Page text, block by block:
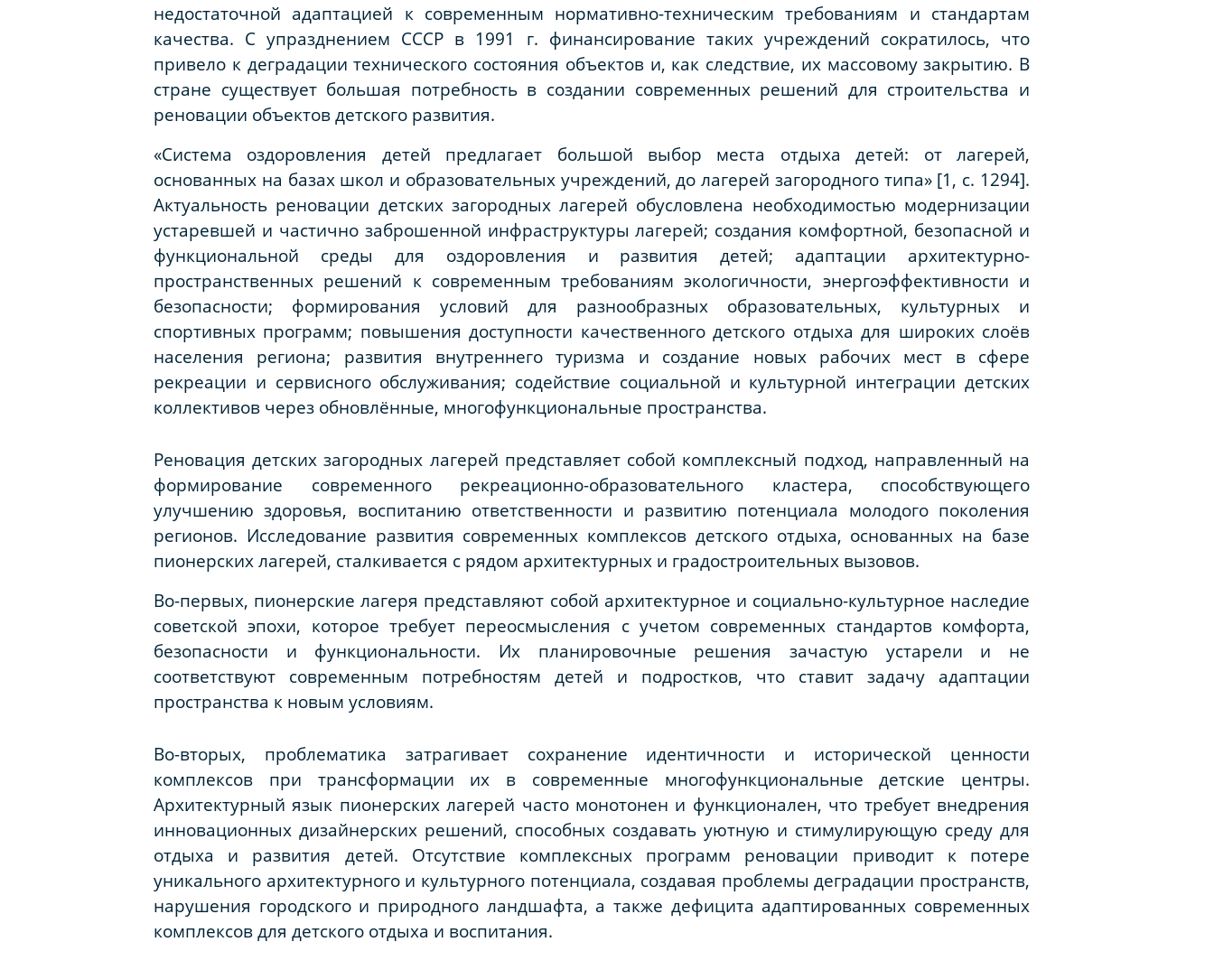
недостаточной адаптацией к современным нормативно-техническим требованиям и стандартам
качества. С упразднением СССР в 1991 г. финансирование таких учреждений сократилось, что
привело к деградации технического состояния объектов и, как следствие, их массовому закрытию. В
стране существует большая потребность в создании современных решений для строительства и
реновации объектов детского развития.
«Система оздоровления детей предлагает большой выбор места отдыха детей: от лагерей,
основанных на базах школ и образовательных учреждений, до лагерей загородного типа» [1, с. 1294].
Актуальность реновации детских загородных лагерей обусловлена необходимостью модернизации
устаревшей и частично заброшенной инфраструктуры лагерей; создания комфортной, безопасной и
функциональной среды для оздоровления и развития детей; адаптации архитектурно-
пространственных решений к современным требованиям экологичности, энергоэффективности и
безопасности; формирования условий для разнообразных образовательных, культурных и
спортивных программ; повышения доступности качественного детского отдыха для широких слоёв
населения региона; развития внутреннего туризма и создание новых рабочих мест в сфере
рекреации и сервисного обслуживания; содействие социальной и культурной интеграции детских
коллективов через обновлённые, многофункциональные пространства.
Реновация детских загородных лагерей представляет собой комплексный подход, направленный на
формирование современного рекреационно-образовательного кластера, способствующего
улучшению здоровья, воспитанию ответственности и развитию потенциала молодого поколения
регионов. Исследование развития современных комплексов детского отдыха, основанных на базе
пионерских лагерей, сталкивается с рядом архитектурных и градостроительных вызовов.
Во-первых, пионерские лагеря представляют собой архитектурное и социально-культурное наследие
советской эпохи, которое требует переосмысления с учетом современных стандартов комфорта,
безопасности и функциональности. Их планировочные решения зачастую устарели и не
соответствуют современным потребностям детей и подростков, что ставит задачу адаптации
пространства к новым условиям.
Во-вторых, проблематика затрагивает сохранение идентичности и исторической ценности
комплексов при трансформации их в современные многофункциональные детские центры.
Архитектурный язык пионерских лагерей часто монотонен и функционален, что требует внедрения
инновационных дизайнерских решений, способных создавать уютную и стимулирующую среду для
отдыха и развития детей. Отсутствие комплексных программ реновации приводит к потере
уникального архитектурного и культурного потенциала, создавая проблемы деградации пространств,
нарушения городского и природного ландшафта, а также дефицита адаптированных современных
комплексов для детского отдыха и воспитания.